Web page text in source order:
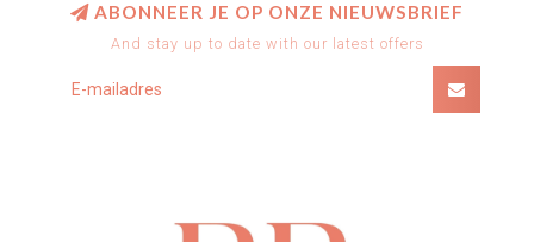
ABONNEER JE OP ONZE NIEUWSBRIEF
And stay up to date with our latest offers